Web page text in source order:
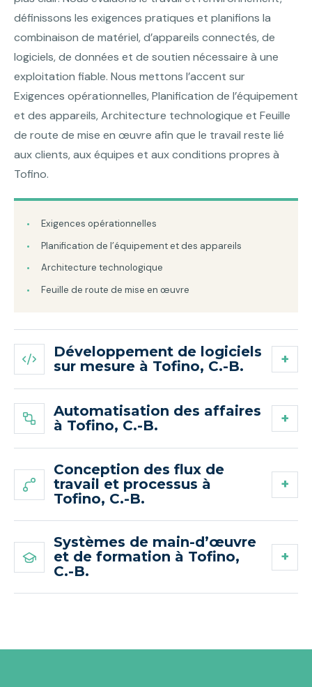
définissons les exigences pratiques et planifions la
combinaison de matériel, d’appareils connectés, de
logiciels, de données et de soutien nécessaire à une
exploitation fiable. Nous mettons l’accent sur
Exigences opérationnelles, Planification de l’équipement
et des appareils, Architecture technologique et Feuille
de route de mise en œuvre afin que le travail reste lié
aux clients, aux équipes et aux conditions propres à
Tofino.
Exigences opérationnelles
Planification de l’équipement et des appareils
Architecture technologique
Feuille de route de mise en œuvre
Développement de logiciels
sur mesure à Tofino, C.-B.
Automatisation des affaires
à Tofino, C.-B.
Conception des flux de
travail et processus à
Tofino, C.-B.
Systèmes de main-d’œuvre
et de formation à Tofino,
C.-B.